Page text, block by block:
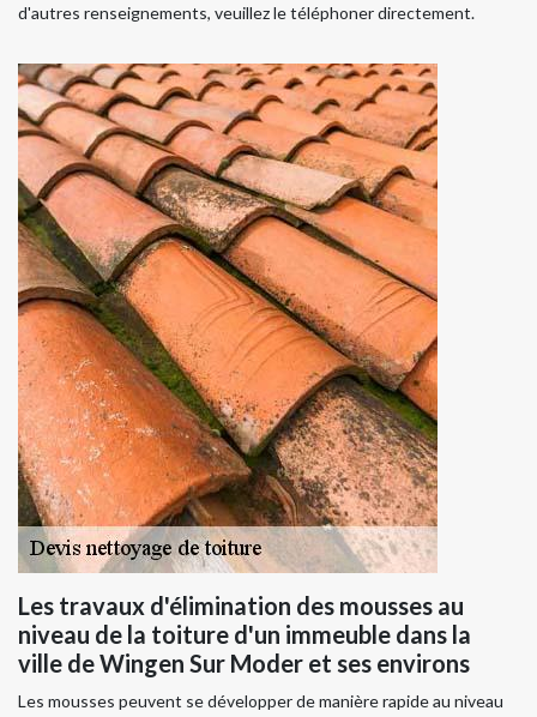
d'autres renseignements, veuillez le téléphoner directement.
Les travaux d'élimination des mousses au
niveau de la toiture d'un immeuble dans la
ville de Wingen Sur Moder et ses environs
Les mousses peuvent se développer de manière rapide au niveau